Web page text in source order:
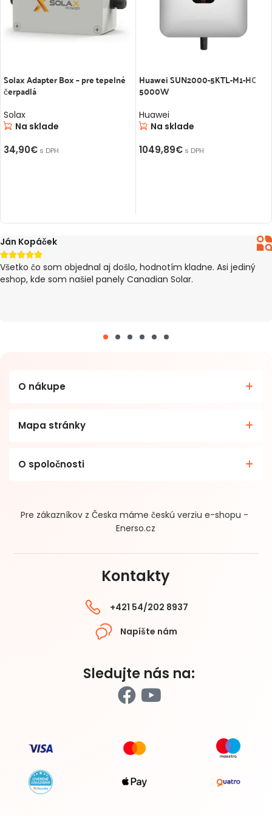
Modbus RTU / CAN
Max. 6 skupín paralelne
Krytie IP IP55
Prevádzková
teplota (℃) –
Nabíjanie
Nadmorská výška
(m)
Projektovaná
životnosť (@25℃)
15+ rokov
Solax Adapter Box – pre tepelné
čerpadlá
Solax
Na sklade
34,90€ s DPH
Huawei SUN2000-5KTL-M1-HC
5000W
Huawei
Na sklade
1049,89€ s DPH
Ján Kopáček

Všetko čo som objednal aj došlo, hodnotím kladne. Asi jediný
eshop, kde som našiel panely Canadian Solar.
O nákupe
Mapa stránky
O spoločnosti
Pre zákazníkov z Česka máme českú verziu e-shopu -
Enerso.cz
Kontakty
+421 54/202 8937
Napíšte nám
Sledujte nás na: